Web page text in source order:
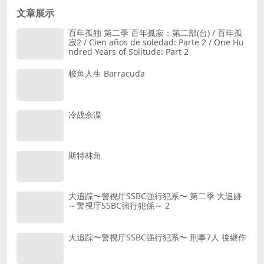
文章展示
百年孤独 第二季 百年孤寂：第二部(台) / 百年孤
寂2 / Cien años de soledad: Parte 2 / One Hu
ndred Years of Solitude: Part 2
梭鱼人生 Barracuda
冷战余谍
斯特林角
大追踪〜警视厅SSBC强行犯系〜 第二季 大追跡
～警視庁SSBC強行犯係～ 2
大追踪〜警视厅SSBC强行犯系〜 刑事7人 後継作